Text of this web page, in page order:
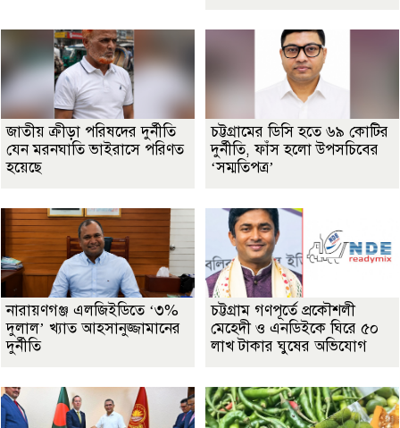
জাতীয় ক্রীড়া পরিষদের দুর্নীতি
যেন মরনঘাতি ভাইরাসে পরিণত
হয়েছে
চট্টগ্রামের ডিসি হতে ৬৯ কোটির
দুর্নীতি, ফাঁস হলো উপসচিবের
‘সম্মতিপত্র’
নারায়ণগঞ্জ এলজিইডিতে ‘৩%
দুলাল’ খ্যাত আহসানুজ্জামানের
দুর্নীতি
চট্টগ্রাম গণপূর্তে প্রকৌশলী
মেহেদী ও এনডিইকে ঘিরে ৫০
লাখ টাকার ঘুষের অভিযোগ